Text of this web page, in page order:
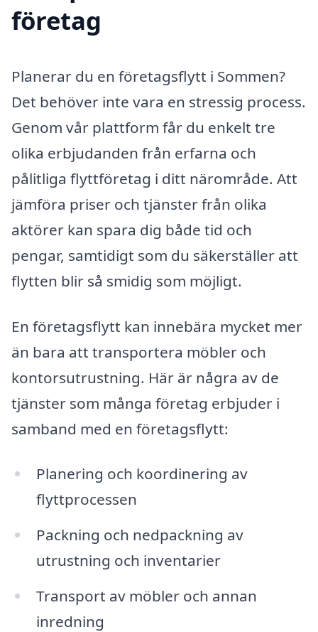
företag
Planerar du en företagsflytt i Sommen?
Det behöver inte vara en stressig process.
Genom vår plattform får du enkelt tre
olika erbjudanden från erfarna och
pålitliga flyttföretag i ditt närområde. Att
jämföra priser och tjänster från olika
aktörer kan spara dig både tid och
pengar, samtidigt som du säkerställer att
flytten blir så smidig som möjligt.
En företagsflytt kan innebära mycket mer
än bara att transportera möbler och
kontorsutrustning. Här är några av de
tjänster som många företag erbjuder i
samband med en företagsflytt:
Planering och koordinering av
flyttprocessen
Packning och nedpackning av
utrustning och inventarier
Transport av möbler och annan
inredning